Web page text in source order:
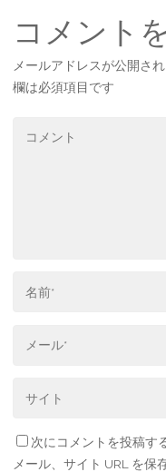
コメント
メールアドレスが公開さ
欄は必須項目です
次にコメントを投稿す
メール、サイト URL を保